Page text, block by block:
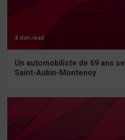
4 min read
Un automobiliste de 69 ans
Saint-Aubin-Montenoy